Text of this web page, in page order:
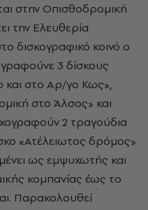
στην Οπισθοδρομική
την Ελευθερία
δισκογραφικό κοινό ο
3 δίσκους
και στο Αρ/γο Κως»,
στο Άλσος» και
2 τραγούδια
«Ατέλειωτος δρόμος»
ως εμψυχωτής και
κομπανίας έως το
Παρακολουθεί